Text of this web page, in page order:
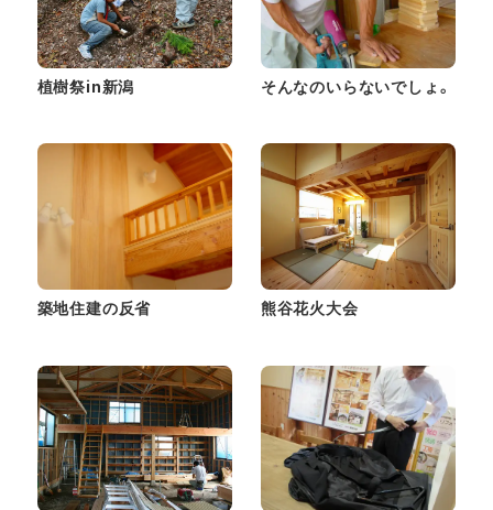
植樹祭in新潟 そんなのいらないでしょ。
築地住建の反省 熊谷花火大会